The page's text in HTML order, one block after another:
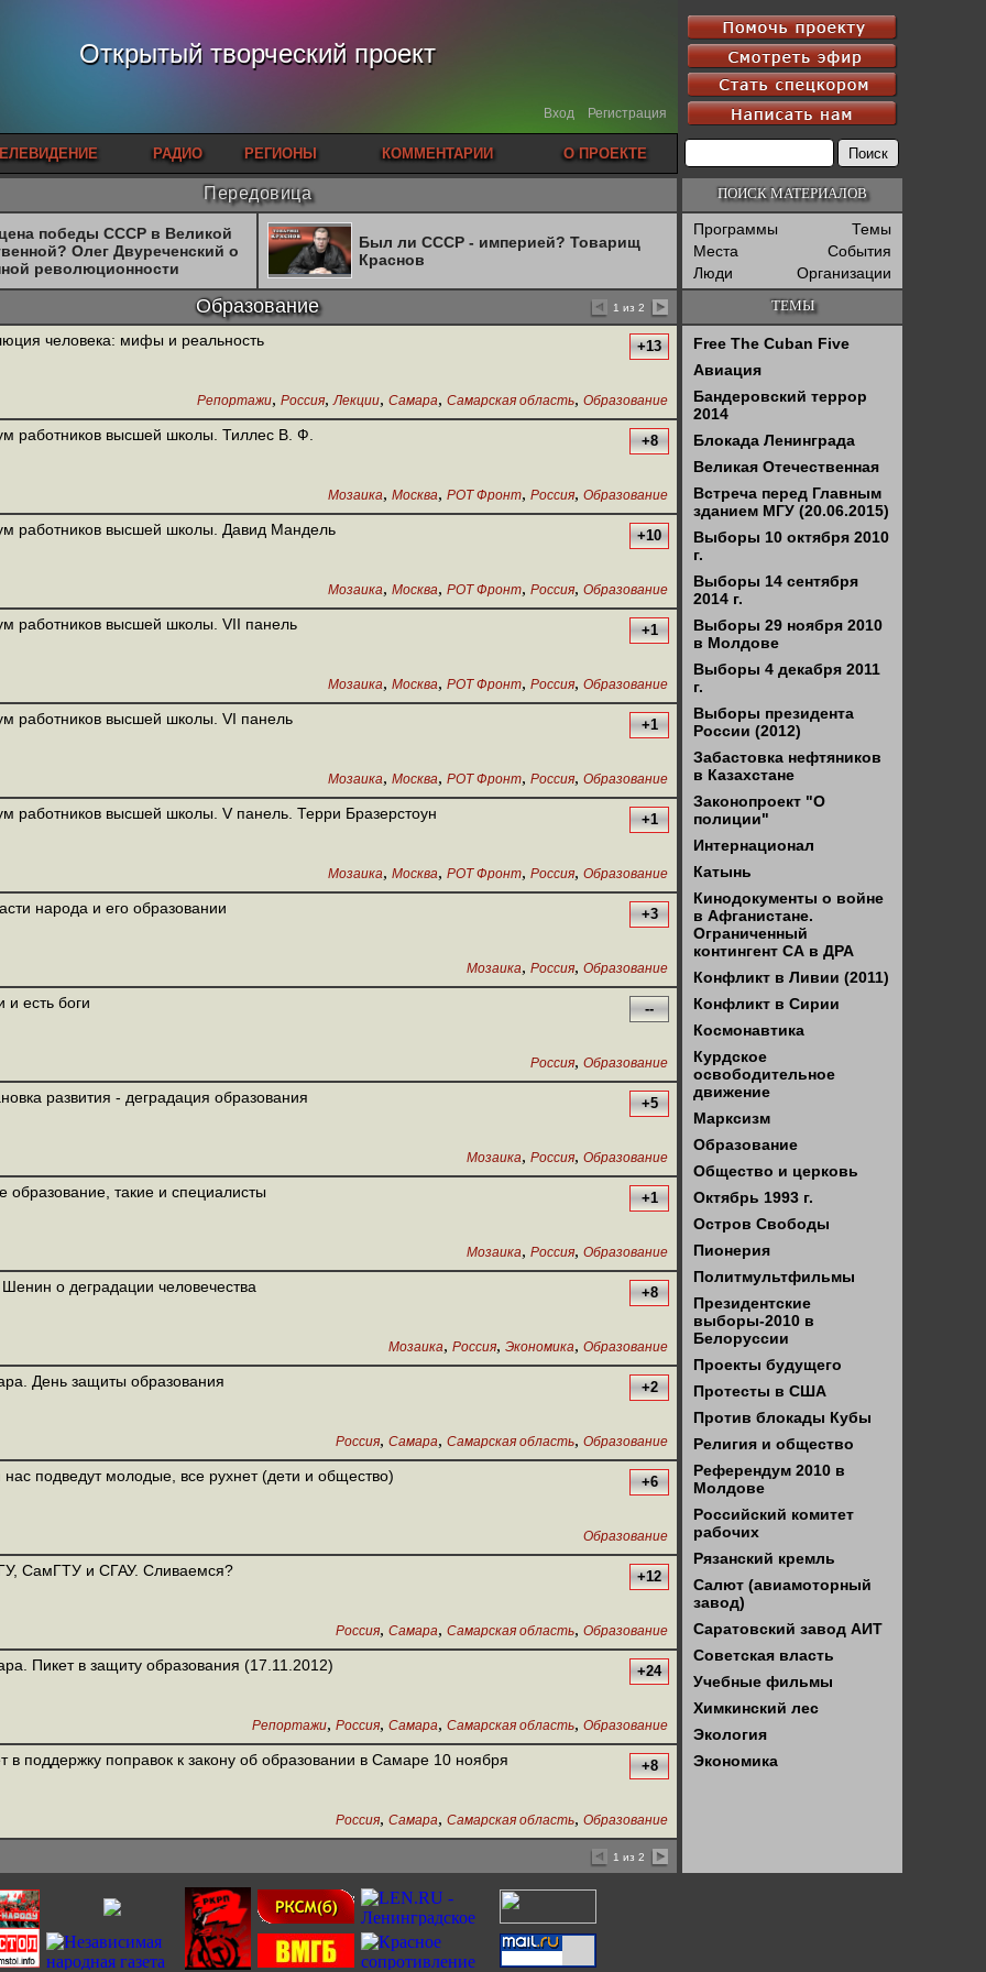
Открытый творческий проект
Вход Регистрация
РАДИО РЕГИОНЫ КОММЕНТАРИИ О ПРОЕКТЕ
Передовица
победы СССР в Великой
Олег Двуреченский о
революционности
Был ли СССР - империей? Товарищ
Краснов
Образование 1 из 2
человека: мифы и реальность +13
Репортажи, Россия, Лекции, Самара, Самарская область, Образование
работников высшей школы. Тиллес В. Ф. +8
Мозаика, Москва, РОТ Фронт, Россия, Образование
работников высшей школы. Давид Мандель +10
Мозаика, Москва, РОТ Фронт, Россия, Образование
работников высшей школы. VII панель +1
Мозаика, Москва, РОТ Фронт, Россия, Образование
работников высшей школы. VI панель +1
Мозаика, Москва, РОТ Фронт, Россия, Образование
работников высшей школы. V панель. Терри Бразерстоун +1
Мозаика, Москва, РОТ Фронт, Россия, Образование
народа и его образовании +3
Мозаика, Россия, Образование
и есть боги --
Россия, Образование
развития - деградация образования +5
Мозаика, Россия, Образование
образование, такие и специалисты +1
Мозаика, Россия, Образование
о деградации человечества +8
Мозаика, Россия, Экономика, Образование
День защиты образования +2
Россия, Самара, Самарская область, Образование
нас подведут молодые, все рухнет (дети и общество) +6
Образование
СамГТУ и СГАУ. Сливаемся? +12
Россия, Самара, Самарская область, Образование
Пикет в защиту образования (17.11.2012) +24
Репортажи, Россия, Самара, Самарская область, Образование
в поддержку поправок к закону об образовании в Самаре 10 ноября +8
Россия, Самара, Самарская область, Образование
1 из 2
ПОИСК МАТЕРИАЛОВ
Программы
Темы
Места
События
Люди
Организации
ТЕМЫ
Free The Cuban Five
Авиация
Бандеровский террор
2014
Блокада Ленинграда
Великая Отечественная
Встреча перед Главным
зданием МГУ (20.06.2015)
Выборы 10 октября 2010
г.
Выборы 14 сентября
2014 г.
Выборы 29 ноября 2010
в Молдове
Выборы 4 декабря 2011
г.
Выборы президента
России (2012)
Забастовка нефтяников
в Казахстане
Законопроект "О
полиции"
Интернационал
Катынь
Кинодокументы о войне
в Афганистане.
Ограниченный
контингент СА в ДРА
Конфликт в Ливии (2011)
Конфликт в Сирии
Космонавтика
Курдское
освободительное
движение
Марксизм
Образование
Общество и церковь
Октябрь 1993 г.
Остров Свободы
Пионерия
Политмультфильмы
Президентские
выборы-2010 в
Белоруссии
Проекты будущего
Протесты в США
Против блокады Кубы
Религия и общество
Референдум 2010 в
Молдове
Российский комитет
рабочих
Рязанский кремль
Салют (авиамоторный
завод)
Саратовский завод АИТ
Советская власть
Учебные фильмы
Химкинский лес
Экология
Экономика